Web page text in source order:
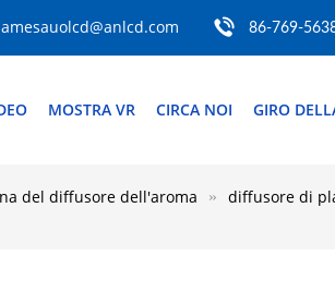
86-769-
MOSTRA VR CIRCA NOI GIRO
del diffusore dell'aroma
diffusore di